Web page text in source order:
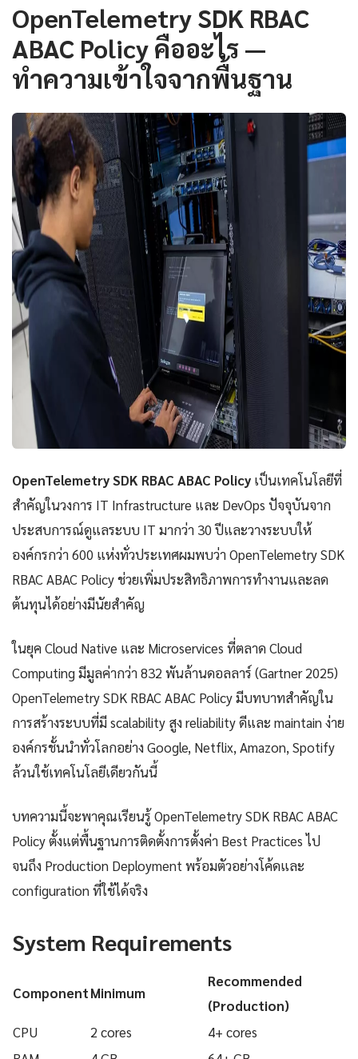
OpenTelemetry SDK RBAC
ABAC Policy คืออะไร —
ทำความเข้าใจจากพื้นฐาน
OpenTelemetry SDK RBAC ABAC Policy เป็นเทคโนโลยีที่
สำคัญในวงการ IT Infrastructure และ DevOps ปัจจุบันจาก
ประสบการณ์ดูแลระบบ IT มากว่า 30 ปีและวางระบบให้
องค์กรกว่า 600 แห่งทั่วประเทศผมพบว่า OpenTelemetry SDK
RBAC ABAC Policy ช่วยเพิ่มประสิทธิภาพการทำงานและลด
ต้นทุนได้อย่างมีนัยสำคัญ
ในยุค Cloud Native และ Microservices ที่ตลาด Cloud
Computing มีมูลค่ากว่า 832 พันล้านดอลลาร์ (Gartner 2025)
OpenTelemetry SDK RBAC ABAC Policy มีบทบาทสำคัญใน
การสร้างระบบที่มี scalability สูง reliability ดีและ maintain ง่าย
องค์กรชั้นนำทั่วโลกอย่าง Google, Netflix, Amazon, Spotify
ล้วนใช้เทคโนโลยีเดียวกันนี้
บทความนี้จะพาคุณเรียนรู้ OpenTelemetry SDK RBAC ABAC
Policy ตั้งแต่พื้นฐานการติดตั้งการตั้งค่า Best Practices ไป
จนถึง Production Deployment พร้อมตัวอย่างโค้ดและ
configuration ที่ใช้ได้จริง
System Requirements
ComponentMinimum
Recommended
(Production)
CPU
2 cores
4+ cores